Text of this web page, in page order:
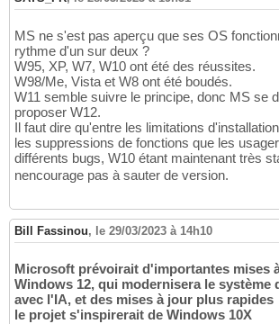
MS ne s'est pas aperçu que ses OS
rythme d'un sur deux ?
W95, XP, W7, W10 ont été des réussites.
W98/Me, Vista et W8 ont été boudés.
W11 semble suivre le principe, donc MS se
proposer W12.
Il faut dire qu'entre les limitations
les suppressions de fonctions que les
différents bugs, W10 étant maintenant très
nencourage pas à sauter de version.
Bill Fassinou, le 29/03/2023 à 14h10
Microsoft prévoirait d'importantes mises
Windows 12, qui modernisera le système
avec l'IA, et des mises à jour plus rapides
le projet s'inspirerait de Windows 10X